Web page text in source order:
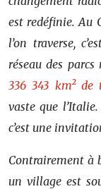
est redéfinie. Au
l’on traverse,
réseau des
336 343 km² de
vaste que
c’est une
Contrairement à
un village est